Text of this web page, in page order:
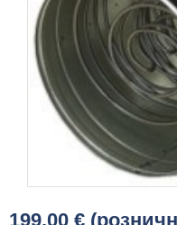
199.00 €